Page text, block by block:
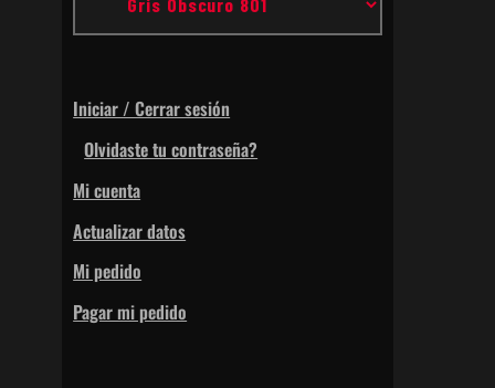
Iniciar / Cerrar sesión
Olvidaste tu contraseña?
Mi cuenta
Actualizar datos
Mi pedido
Pagar mi pedido